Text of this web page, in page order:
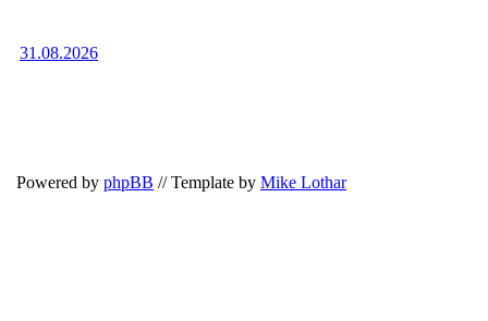
31.08.2026
Powered by phpBB // Template by Mike Lothar